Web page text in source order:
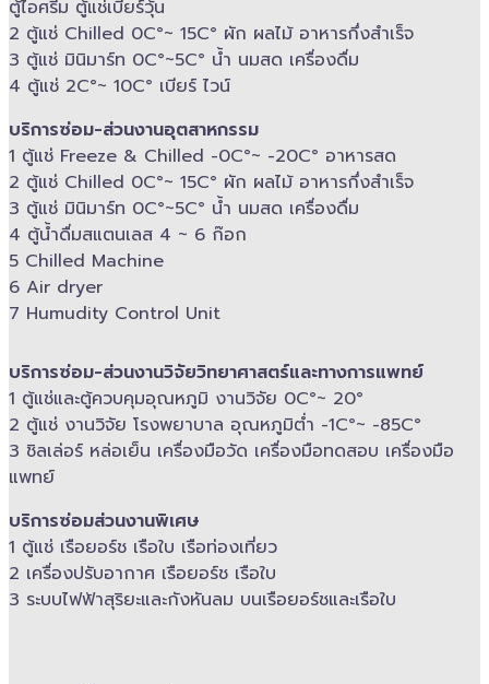
ตู้ไอศรีม ตู้แช่เบียร์วุ้น
2 ตู้แช่ Chilled​ 0C°~ 15C° ผัก ผลไม้ อาหารกึ่งสำเร็จ
3 ตู้แช่​ มินิมาร์ท 0C°~5C° น้ำ นมสด เครื่องดื่ม
4 ตู้แช่ 2C°~ 10​C° เบียร์ ไวน์
บริการซ่อม-​ส่วนงานอุตสาหกรรม
1 ตู้แช่ Freeze &​ Chilled -​0C°~ -​20C° อาหารสด
2 ตู้แช่ Chilled​ 0C°~ 15C° ผัก ผลไม้ อาหารกึ่งสำเร็จ
3 ตู้แช่​ มินิมาร์ท 0C°~5C° น้ำ นมสด เครื่องดื่ม
4 ตู้น้ำดื่มสแตนเลส​ 4 ~ 6 ก๊อก
5 Chilled Mac​hine
6 Air dryer
7 Humudity Control Unit
บริการซ่อม-​ส่วนงานวิจัยวิทยาศาสตร์และทางการแพทย์
1 ตู้แช่และตู้ควบคุม​อุณหภูมิ​ งานวิจัย 0C°~ 20°
2 ตู้แช่ งานวิจัย โรงพยาบาล อุณหภูมิ​ต่ำ -​1C°~ -​85C°
3 ชิลเล่อร์ หล่อเย็น เครื่องมือวัด เครื่องมือทดสอบ เครื่องมือ
แพทย์
บริการซ่อมส่วนงานพิเศษ
1 ตู้แช่ เรือยอร์ช เรือใบ เรือท่องเที่ยว
2 เครื่องปรับอากาศ เรือยอร์ช เรือใบ
3 ระบบไฟฟ้าสุริยะและกังหันลม บนเรือยอร์ช​และเรือใบ